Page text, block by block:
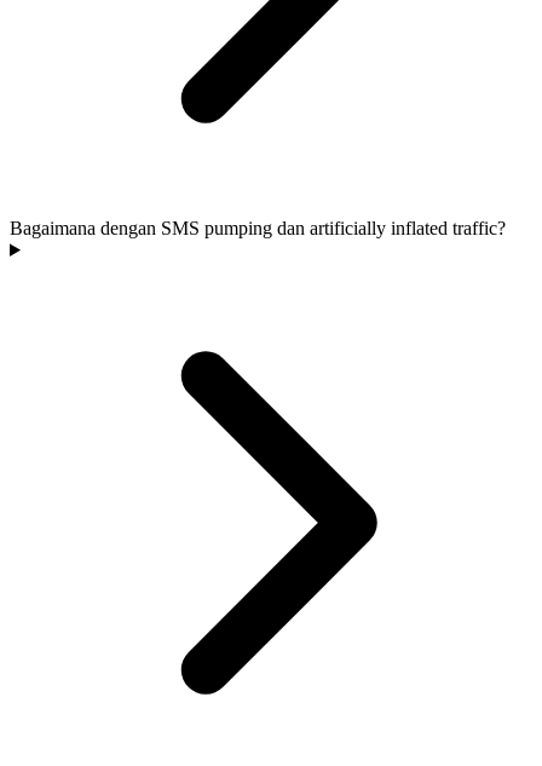
Bagaimana dengan SMS pumping dan artificially inflated traffic?